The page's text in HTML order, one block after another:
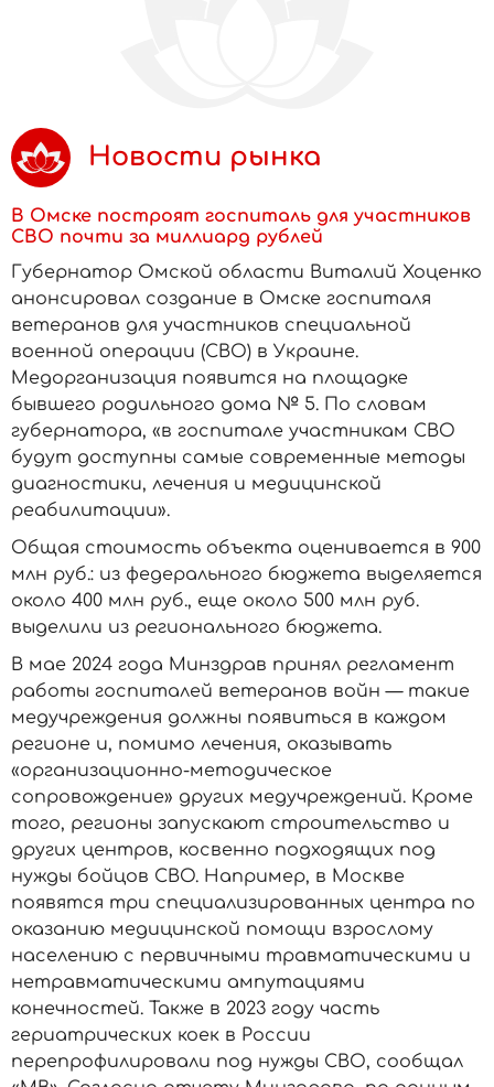
Новости рынка
В Омске построят госпиталь для участников
СВО почти за миллиард рублей
Губернатор Омской области Виталий Хоценко
анонсировал создание в Омске госпиталя
ветеранов для участников специальной
военной операции (СВО) в Украине.
Медорганизация появится на площадке
бывшего родильного дома № 5. По словам
губернатора, «в госпитале участникам СВО
будут доступны самые современные методы
диагностики, лечения и медицинской
реабилитации».
Общая стоимость объекта оценивается в 900
млн руб.: из федерального бюджета выделяется
около 400 млн руб., еще около 500 млн руб.
выделили из регионального бюджета.
В мае 2024 года Минздрав принял регламент
работы госпиталей ветеранов войн — такие
медучреждения должны появиться в каждом
регионе и, помимо лечения, оказывать
«организационно-методическое
сопровождение» других медучреждений. Кроме
того, регионы запускают строительство и
других центров, косвенно подходящих под
нужды бойцов СВО. Например, в Москве
появятся три специализированных центра по
оказанию медицинской помощи взрослому
населению с первичными травматическими и
нетравматическими ампутациями
конечностей. Также в 2023 году часть
гериатрических коек в России
перепрофилировали под нужды СВО, сообщал